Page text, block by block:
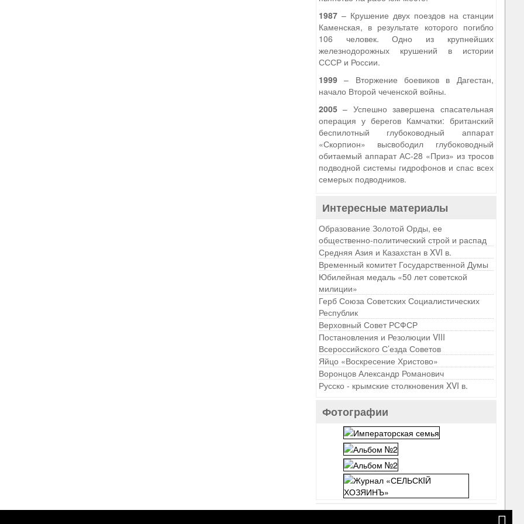
1987– Крушение двух поездов на станции
Каменская, в результате которого погибло
106 человек. Одно из крупнейших
железнодорожных крушений в истории
СССР и России.
1999– Вторжение боевиков в Дагестан,
начало Второй чеченской войны.
2005– Успешно завершена спасательная
операция у берегов Камчатки: британский
беспилотный глубоководный аппарат
«Скорпион» высвободил глубоководный
обитаемый аппарат АС-28 «Приз» из тросов
подводной системы гидрофонов и спас всех
семерых подводников.
Интересные материалы
Образование Золотой Орды, ее
общественно-политический строй и распад
Средняя Азия и Казахстан в XVI в.
Временный комитет Государственной Думы
Юбилейная медаль «50 лет советской
милиции»
Герб Союза Советских Социалистических
Республик
Верховный Совет РСФСР
Постановления и Резолюции VIII
Всероссийского С’езда Советов
Яйцо «Воскресение Христово»
Воронцов Александр Романович
Русско - крымские столкновения XVI в.
Фотографии